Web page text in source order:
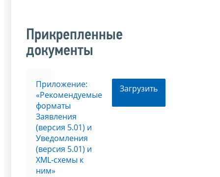
Прикрепленные
документы
Приложение:
«Рекомендуемые
форматы
Заявления
(версия 5.01) и
Уведомления
(версия 5.01) и
XML-схемы к
ним»
Загрузить